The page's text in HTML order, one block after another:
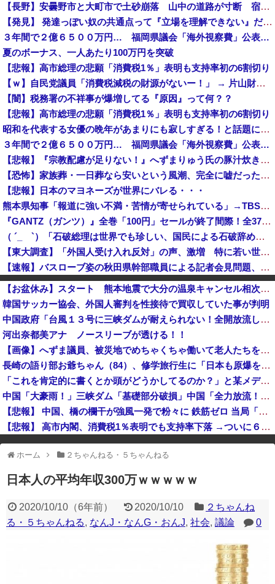
【長野】安曇野市と大町市で土砂崩落 山中の道路が寸断 宿泊客や登山客など計400人近くが孤立か 土石
【発見】 発達っぽい奴の共通点って『立場を理解できない』だよな
３年間で２億６５００万円… 福岡県議会「海外視察費」公表…
夏のボーナス、一人あたり100万円を突破
【悲報】高市総理の悲願「消費税1％」表明も支持率初の6割切り
【ｗ】自民党議員「消費税減税の財源がないー！」 → 片山財務相、財源の心配は１ミリもいらない！と主張 ｗｗｗｗｗｗｗｗｗｗｗｗｗｗ
【闇】税務署の不祥事が爆増してる『原因』って何？？
【悲報】高市総理の悲願「消費税1％」表明も支持率初の6割切り
昭和を代表する女優の晩年があまりにも寂しすぎる！と話題に、自身の子供を餓死する寸前までネグレクトした挙句……
３年間で２億６５００万円… 福岡県議会「海外視察費」公表…
【悲報】『宗教配慮が足りない！』へずまりゅう氏の豚汁炊き出しに各所に苦情殺到 → へ「保健所も容認！問題なし！」ｗｗｗｗｗｗｗｗｗｗｗｗｗｗ
【恐怖】家族葬・一日葬なら安いという風潮、完全に嘘だった・・・・
【悲報】日本のマヨネーズが世界にバレる・・・
熊本県知事「報道に強い不満・苦情が寄せられている」→TBSの報道特集がまさにそれな件
『GANTZ（ガンツ）』全巻「100円」セールが終了間際！全37巻「23,322円」→「3,700円」！完結まですべて超お得に買えるこのチャンス...
（ ´_ゝ`）「石破総理は世界でも珍しい、国民による石破辞めるなデモが自然発生した総理大臣です」
【東大調査】「外国人受け入れ反対」の声、激増 特に若い世代ほど移民反対だと明らかに→移民政策反対VS人手不足はどうするんだ？でネット大論争
【速報】バスローブ姿の秋田県幹部職員による記者会見問題、ラブホテルからの参加だと特定「体調が優れなかったため...」とは何だったのか
【岡山県】果樹園からマスカット約200房を盗んだ無職男性を逮捕「ぶどうを売って生活費に充てていた」※氏名非公開
ロシア空挺兵が空挺部隊日を祝うため飛行機から飛び降りて死亡！
【悲報】ファン付き作業服着用の５０代男性、熱中症になる
【悲報】韓国、ロシアウクライナ戦争に参戦へ！！！
2026年度 暑さのピーク終了
【お盆休み】スタート 熊本地震で大分の温泉キャンセル相次ぐ 被害なしでも旅行先変更
韓国サッカー協会、外国人審判を性接待で買収していた事が判明
中国政府「台風１３号に三峡ダムが耐えられない！全開放流しろ！」⇒ 下流域の街が壊滅状態ｗｗｗｗｗ
河出奈都美アナ ノースリーブが透ける！！
【画像】へずま議員、被災地でめちゃくちゃ働いて老人たちを笑顔にしてしまうwww
長崎の語り部お爺ちゃん（84）、修学旅行生に「日本も原爆を持たないと負ける」と言われびっくり！ 被団協代表（85）も中学生に「核を持たないで日本を守れますか」と問われ危機感
「これを肯定的に書くとか頭がどうかしてるのか？」と某メディアの焚書称賛記事にツッコミ殺到、自分で本屋を作るとかそういう話かと思ったら……
中国「大豪雨！」三峡ダム「基礎部分破損」中国「全力放流！」台風13号「中国上陸予測」台風15号「中国接近（画像」中国「台風同時上陸！（穀物生産が壊滅危機」→
【悲報】 中国、橋の欄干が強風一発で粉々に 鉄筋ゼロ 当局「接着剤でくっつけただけ」「正常で、品質問題はない」
【悲報】 高市内閣、消費税1％表明でも支持率下落 →ついに６割割れ
※アドブロック等の広告非表示プラグインやアドオンを利用している場合、
一部のコンテンツが表示されなくなったり、サイト全体のレイアウトが崩れ
たりする場合があります。
ホーム ２ちゃんねる・５ちゃんねる
日本人の平均年収300万ｗｗｗｗｗ
2020/10/10（6年前） 2020/10/10
２ちゃんね
る・５ちゃんねる, なんJ・なんG・おんJ, 社会, 議論 0